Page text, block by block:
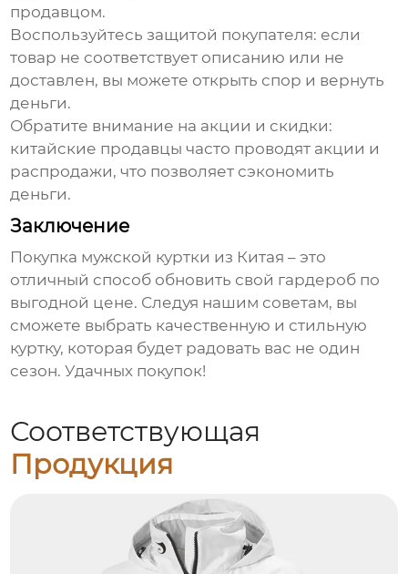
продавцом.
Воспользуйтесь защитой покупателя: если
товар не соответствует описанию или не
доставлен, вы можете открыть спор и вернуть
деньги.
Обратите внимание на акции и скидки:
китайские продавцы часто проводят акции и
распродажи, что позволяет сэкономить
деньги.
Заключение
Покупка мужской куртки из Китая – это
отличный способ обновить свой гардероб по
выгодной цене. Следуя нашим советам, вы
сможете выбрать качественную и стильную
куртку, которая будет радовать вас не один
сезон. Удачных покупок!
Соответствующая
Продукция